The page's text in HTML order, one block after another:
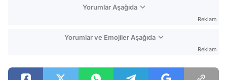
Yorumlar Aşağıda
Reklam
Yorumlar ve Emojiler Aşağıda
Reklam